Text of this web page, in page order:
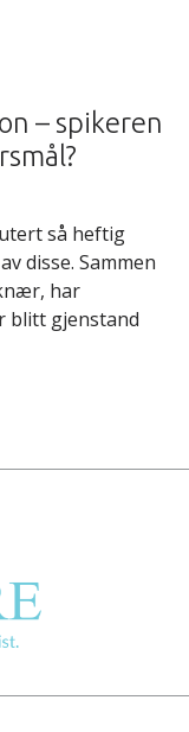
– spikeren
så heftig
disse. Sammen
har
blitt gjenstand